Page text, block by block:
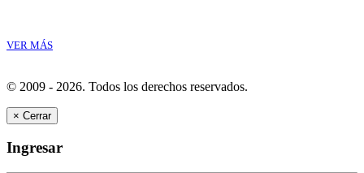
VER MÁS
© 2009 - 2026. Todos los derechos reservados.
× Cerrar
Ingresar